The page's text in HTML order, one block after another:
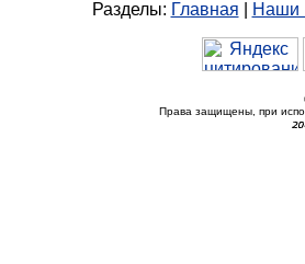
Разделы: Главная Наши
Права защищены, при